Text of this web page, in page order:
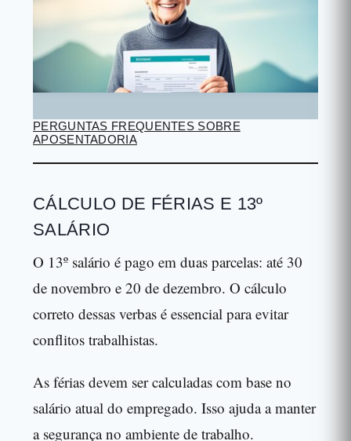
PERGUNTAS FREQUENTES SOBRE
APOSENTADORIA
CÁLCULO DE FÉRIAS E 13º
SALÁRIO
O 13º salário é pago em duas parcelas: até 30
de novembro e 20 de dezembro. O cálculo
correto dessas verbas é essencial para evitar
conflitos trabalhistas.
As férias devem ser calculadas com base no
salário atual do empregado. Isso ajuda a manter
a segurança no ambiente de trabalho.